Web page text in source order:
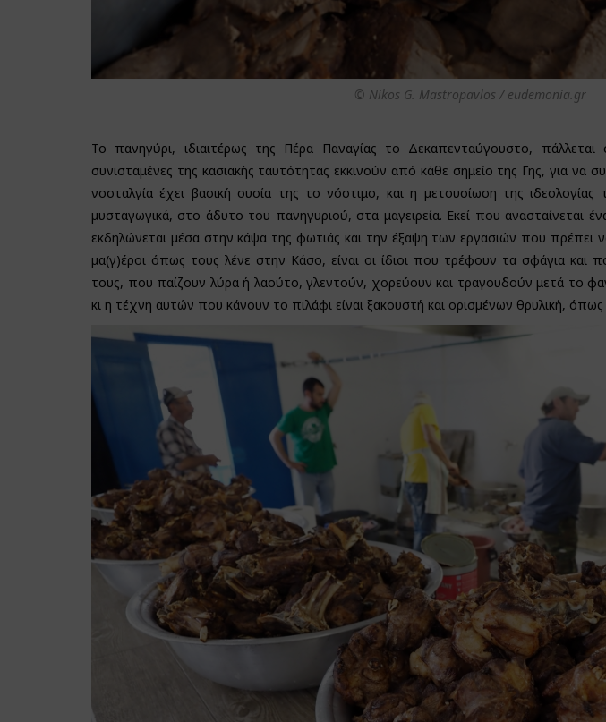
© Nikos G. Mastropavlos / eudemonia.gr
Το πανηγύρι, ιδιαιτέρως της Πέρα Παναγίας το Δεκαπενταύγουστο, πάλλεται
συνισταμένες της κασιακής ταυτότητας εκκινούν από κάθε σημείο της Γης, για να
νοσταλγία έχει βασική ουσία της το νόστιμο, και η μετουσίωση της ιδεολογίας
μυσταγωγικά, στο άδυτο του πανηγυριού, στα μαγειρεία. Εκεί που ανασταίνεται
εκδηλώνεται μέσα στην κάψα της φωτιάς και την έξαψη των εργασιών που πρέπει
μα(γ)έροι όπως τους λένε στην Κάσο, είναι οι ίδιοι που τρέφουν τα σφάγια και
τους, που παίζουν λύρα ή λαούτο, γλεντούν, χορεύουν και τραγουδούν μετά το
κι η τέχνη αυτών που κάνουν το πιλάφι είναι ξακουστή και ορισμένων θρυλική,